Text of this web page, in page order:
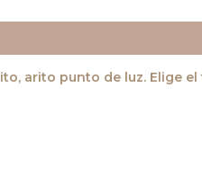
arito punto de luz. Elige